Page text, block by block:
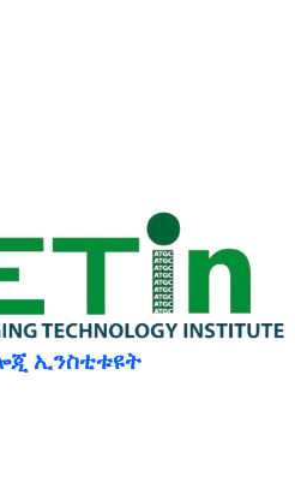
ኢንስቲቱዩት